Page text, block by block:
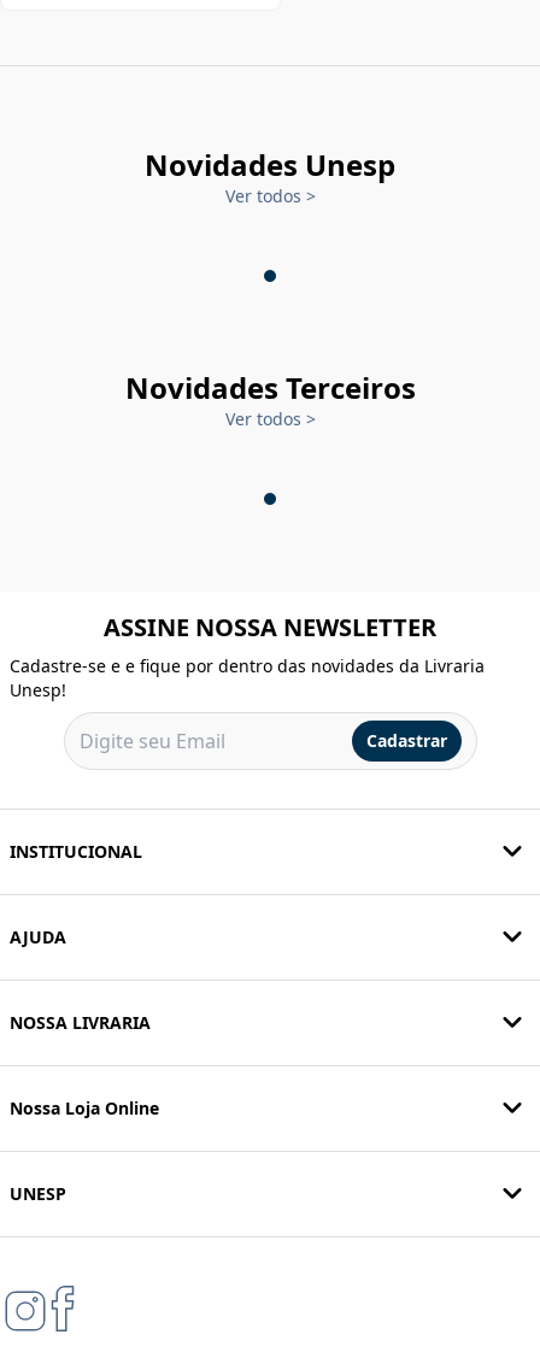
Novidades Unesp
Ver todos >
Novidades Terceiros
Ver todos >
ASSINE NOSSA NEWSLETTER
Cadastre-se e e fique por dentro das novidades da Livraria
Unesp!
Cadastrar
INSTITUCIONAL
AJUDA
NOSSA LIVRARIA
Nossa Loja Online
UNESP